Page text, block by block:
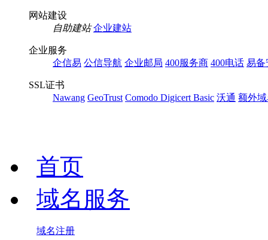
网站建设
自助建站 企业建站
企业服务
企信易 公信导航 企业邮局 400服务商 400电话 易备
SSL证书
Nawang GeoTrust Comodo Digicert Basic 沃通 额外
首页
域名服务
域名注册